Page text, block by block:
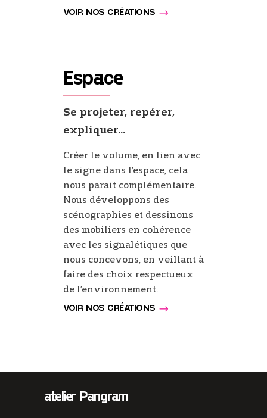
VOIR NOS CRÉATIONS
Espace
Se projeter, repérer,
expliquer…
Créer le volume, en lien avec
le signe dans l’espace, cela
nous parait complémentaire.
Nous développons des
scénographies et dessinons
des mobiliers en cohérence
avec les signalétiques que
nous concevons, en veillant à
faire des choix respectueux
de l’environnement.
VOIR NOS CRÉATIONS
atelier Pangram